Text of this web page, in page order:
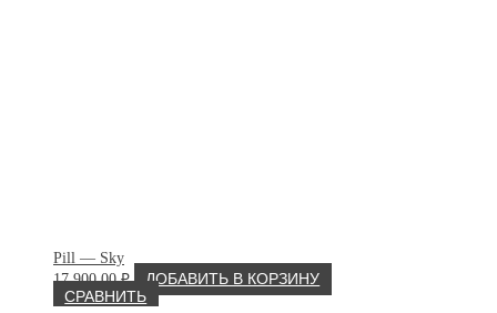
Pill — Sky
17 900.00₽
ДОБАВИТЬ В КОРЗИНУ
СРАВНИТЬ